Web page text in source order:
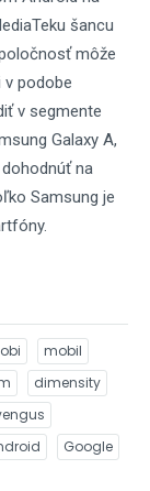
šancu
môže
v podobe
v segmente
Galaxy A,
na
Samsung je
mobil
dimensity
Google